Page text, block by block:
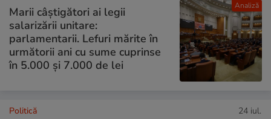
Analiză
Marii câștigători ai legii
salarizării unitare:
parlamentarii. Lefuri mărite în
următorii ani cu sume cuprinse
în 5.000 și 7.000 de lei
Politică 24 iul.